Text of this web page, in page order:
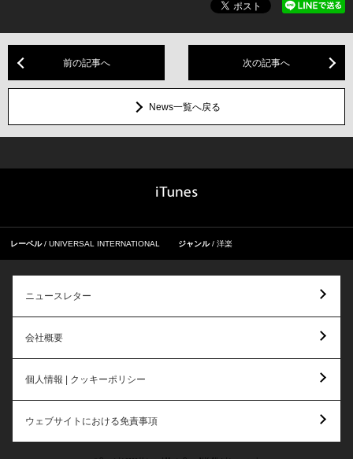
前の記事へ 次の記事へ
News一覧へ戻る
レーベル UNIVERSAL INTERNATIONAL ジャンル 洋楽
ニュースレター
会社概要
個人情報 | クッキーポリシー
ウェブサイトにおける免責事項